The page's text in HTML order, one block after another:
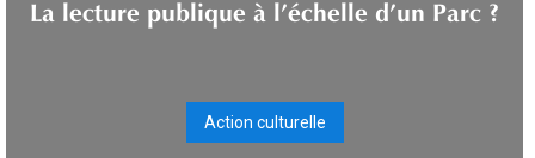
La lecture publique à l’échelle d’un Parc ?
Action culturelle